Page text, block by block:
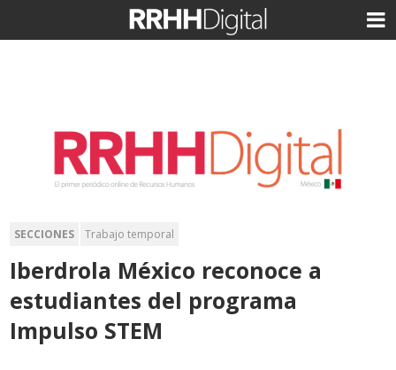
SECCIONES Trabajo temporal
Iberdrola México reconoce a
estudiantes del programa
Impulso STEM